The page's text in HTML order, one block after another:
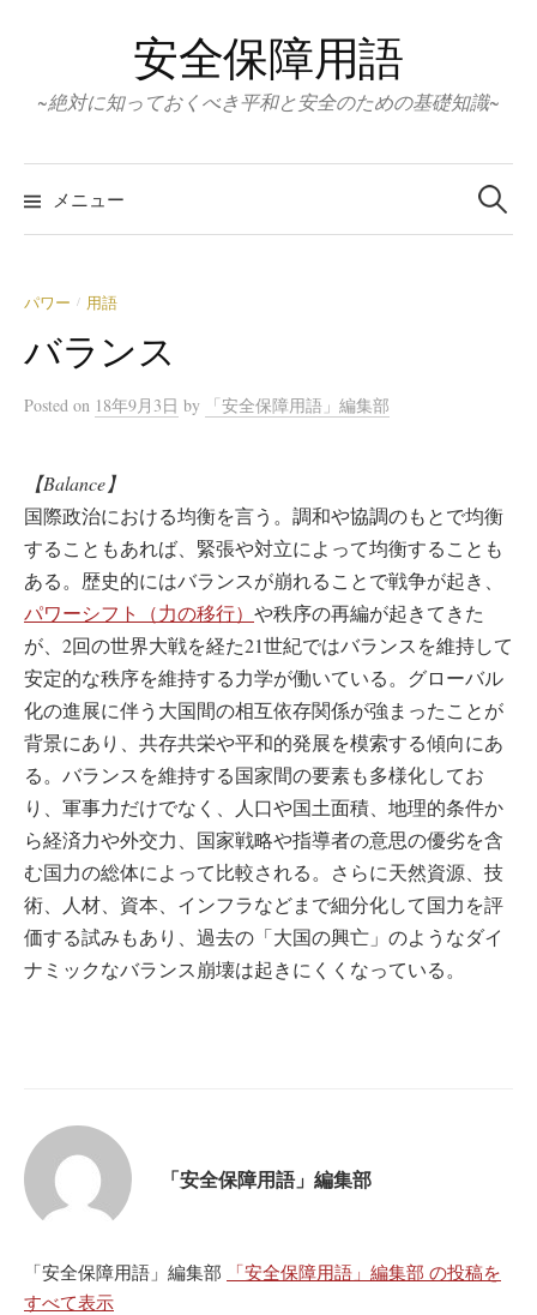
ン
ス
キ
プ
安全保障用語
~絶対に知っておくべき平和と安全のための基礎知識~
メニュー
検
索:
パワー / 用語
バランス
Posted on 18年9月3日 by 「安全保障用語」編集部
【Balance】
国際政治における均衡を言う。調和や協調のもとで均衡
することもあれば、緊張や対立によって均衡することも
ある。歴史的にはバランスが崩れることで戦争が起き、
パワーシフト（力の移行） や秩序の再編が起きてきた
が、2回の世界大戦を経た21世紀ではバランスを維持して
安定的な秩序を維持する力学が働いている。グローバル
化の進展に伴う大国間の相互依存関係が強まったことが
背景にあり、共存共栄や平和的発展を模索する傾向にあ
る。バランスを維持する国家間の要素も多様化してお
り、軍事力だけでなく、人口や国土面積、地理的条件か
ら経済力や外交力、国家戦略や指導者の意思の優劣を含
む国力の総体によって比較される。さらに天然資源、技
術、人材、資本、インフラなどまで細分化して国力を評
価する試みもあり、過去の「大国の興亡」のようなダイ
ナミックなバランス崩壊は起きにくくなっている。
「安全保障用語」編集部
「安全保障用語」編集部
「安全保障用語」編集部 の投稿を
すべて表示